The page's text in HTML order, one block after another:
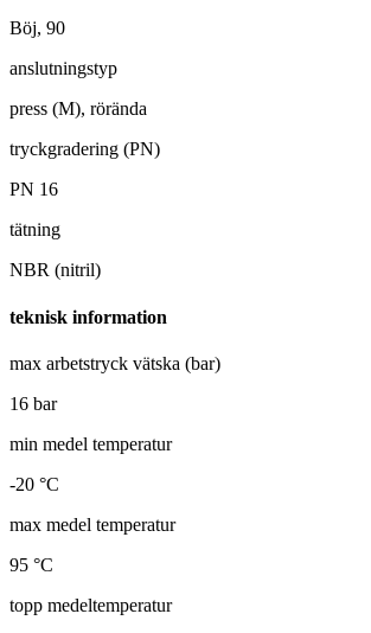
Böj, 90
anslutningstyp
press (M), rörända
tryckgradering (PN)
PN 16
tätning
NBR (nitril)
teknisk information
max arbetstryck vätska (bar)
16 bar
min medel temperatur
-20 °C
max medel temperatur
95 °C
topp medeltemperatur